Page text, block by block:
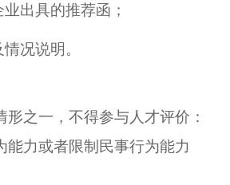
业出具的推荐函 ；
况说明 。
形之一 ， 不得参与人才评价 ：
能力或者限制民事行为能力